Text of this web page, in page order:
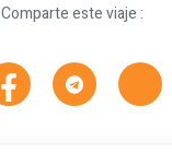
Comparte este viaje :